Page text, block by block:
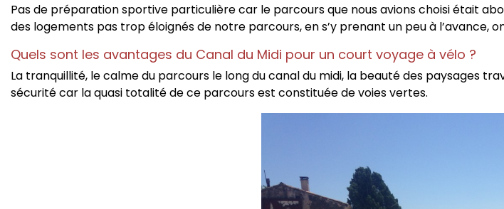
Pas de préparation sportive particulière car le parcours que nous avions choisi était
des logements pas trop éloignés de notre parcours, en s’y prenant un peu à l’avance,
Quels sont les avantages du Canal du Midi pour un court voyage à vélo ?
La tranquillité, le calme du parcours le long du canal du midi, la beauté des paysages
sécurité car la quasi totalité de ce parcours est constituée de voies vertes.